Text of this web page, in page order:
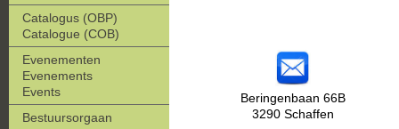
Catalogus (OBP)
Catalogue (COB)
Evenementen
Evenements
Events
Bestuursorgaan
Beringenbaan 66B
3290 Schaffen